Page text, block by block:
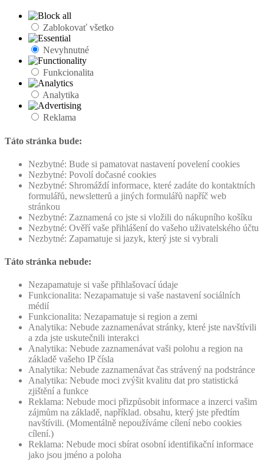
Zablokovať všetko
Nevyhnutné
Funkcionalita
Analytika
Reklama
Táto stránka bude:
Nezbytné: Bude si pamatovat nastavení povelení cookies
Nezbytné: Povolí dočasné cookies
Nezbytné: Shromáždí informace, které zadáte do kontaktních
formulářů, newsletterů a jiných formulářů napříč web
stránkou
Nezbytné: Zaznamená co jste si vložili do nákupního košíku
Nezbytné: Ověří vaše přihlášení do vašeho uživatelského účtu
Nezbytné: Zapamatuje si jazyk, který jste si vybrali
Táto stránka nebude:
Nezapamatuje si vaše přihlašovací údaje
Funkcionalita: Nezapamatuje si vaše nastavení sociálních
médií
Funkcionalita: Nezapamatuje si region a zemi
Analytika: Nebude zaznamenávat stránky, které jste navštívili
a zda jste uskutečnili interakci
Analytika: Nebude zaznamenávat vaši polohu a region na
základě vašeho IP čísla
Analytika: Nebude zaznamenávat čas strávený na podstránce
Analytika: Nebude moci zvýšit kvalitu dat pro statistická
zjištění a funkce
Reklama: Nebude moci přizpůsobit informace a inzerci vašim
zájmům na základě, například. obsahu, který jste předtím
navštívili. (Momentálně nepoužíváme cílení nebo cookies
cílení.)
Reklama: Nebude moci sbírat osobní identifikační informace
jako jsou jméno a poloha